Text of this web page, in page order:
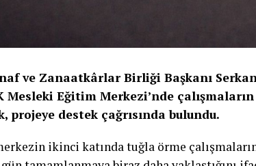
ve Zanaatkârlar Birliği Başkanı Serkan
Mesleki Eğitim Merkezi’nde
projeye destek çağrısında bulundu.
ikinci katında tuğla örme